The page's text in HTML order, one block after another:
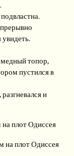
топор,
пустился в
и
плот Одиссея